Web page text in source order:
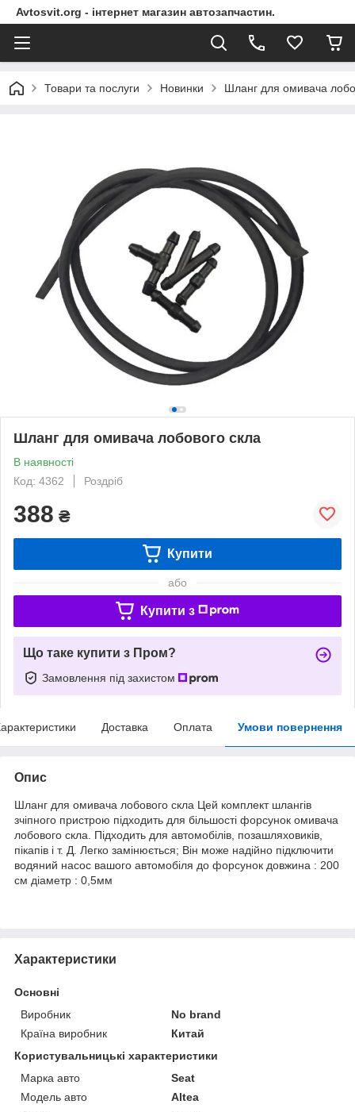
Avtosvit.org - інтернет магазин автозапчастин.
Товари та послуги Новинки Шланг для омивача
Шланг для омивача лобового скла
В наявності
Код: 4362
Роздріб
388 ₴
Купити
або
Купити з
Що таке купити з Пром?
Замовлення під захистом
Доставка Оплата Умови повернення
Опис
Шланг для омивача лобового скла Цей комплект шлангів
зчіпного пристрою підходить для більшості форсунок омивача
лобового скла. Підходить для автомобілів, позашляховиків,
пікапів і т. Д. Легко замінюється; Він може надійно підключити
водяний насос вашого автомобіля до форсунок довжина : 200
см діаметр : 0,5мм
Характеристики
Основні
Виробник
No brand
Країна виробник
Китай
Користувальницькі характеристики
Марка авто
Seat
Модель авто
Altea